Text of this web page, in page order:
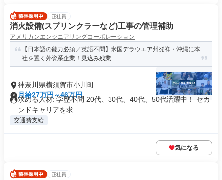
正社員
消火設備(スプリンクラーなど)工事の管理補助
アメリカンエンジニアリングコーポレーション
【日本語の能力必須／英語不問】米国デラウエア州発祥・沖縄に本
社を置く外資系企業！見込み残業...
神奈川県横須賀市小川町
月給27万円～46万円
求める人材: 学歴不問 20代、30代、40代、50代活躍中！ セカ
ンドキャリアを求...
交通費支給
気になる
正社員